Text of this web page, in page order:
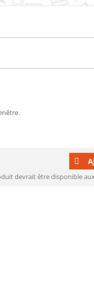
devrait être disponible